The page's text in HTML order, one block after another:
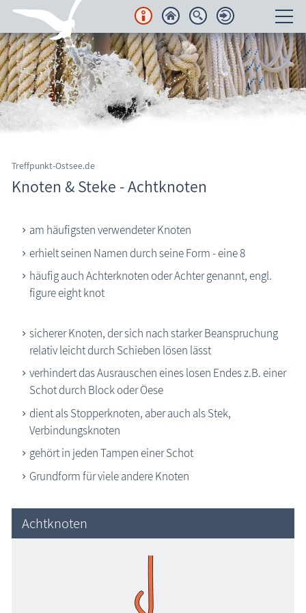
Unterkünfte
Regionales
Urlaubsorte
Karten
Freizeit
Wissenswertes
Aktuelles
FKK-Strände
die Natur erleben
Geschichten, Märchen & Sagen
Kranich Grus grus
Knoten & Steke
Achtknoten
Halber Schlag
Kreuzknoten
einfacher Schotstek
Treffpunkt-Ostsee.de
Knoten & Steke - Achtknoten
am häufigsten verwendeter Knoten
erhielt seinen Namen durch seine Form - eine 8
häufig auch Achterknoten oder Achter genannt, engl.
figure eight knot
sicherer Knoten, der sich nach starker Beanspruchung
relativ leicht durch Schieben lösen lässt
verhindert das Ausrauschen eines losen Endes z.B. einer
Schot durch Block oder Öese
dient als Stopperknoten, aber auch als Stek,
Verbindungsknoten
gehört in jeden Tampen einer Schot
Grundform für viele andere Knoten
Achtknoten